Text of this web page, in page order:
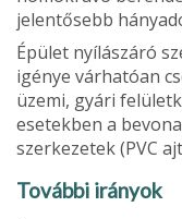
jelentősebb
Épület nyílászáró
igénye várhatóan
üzemi, gyári
esetekben a
szerkezetek (PVC
További irányok